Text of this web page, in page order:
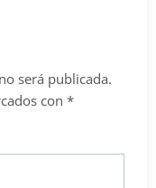
será publicada.
con *